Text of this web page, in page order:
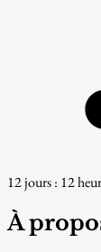
12 jours : 12
À